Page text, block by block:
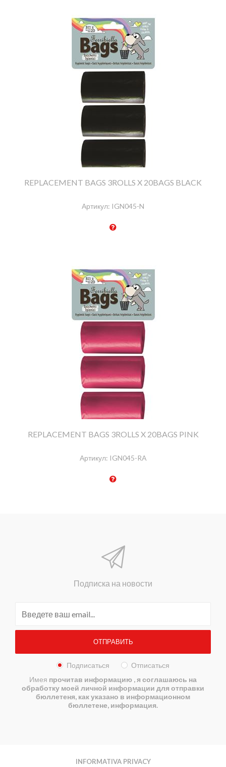
REPLACEMENT BAGS 3ROLLS X 20BAGS BLACK
Артикул: IGN045-N
REPLACEMENT BAGS 3ROLLS X 20BAGS PINK
Артикул: IGN045-RA
Подписка на новости
Подписаться
Отписаться
Имея прочитав информацию , я соглашаюсь на
обработку моей личной информации для отправки
бюллетеня, как указано в информационном
бюллетене, информация.
INFORMATIVA PRIVACY